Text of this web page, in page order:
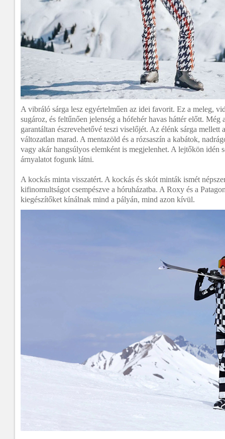
A vibráló sárga lesz egyértelműen az idei favorit. Ez a meleg,
sugároz, és feltűnően jelenség a hófehér havas háttér előtt. Még
garantáltan észrevehetővé teszi viselőjét. Az élénk sárga mellett
változatlan marad. A mentazöld és a rózsaszín a kabátok,
vagy akár hangsúlyos elemként is megjelenhet. A lejtőkön idén
árnyalatot fogunk látni.
A kockás minta visszatért. A kockás és skót minták ismét
kifinomultságot csempészve a hóruházatba. A Roxy és a
kiegészítőket kínálnak mind a pályán, mind azon kívül.